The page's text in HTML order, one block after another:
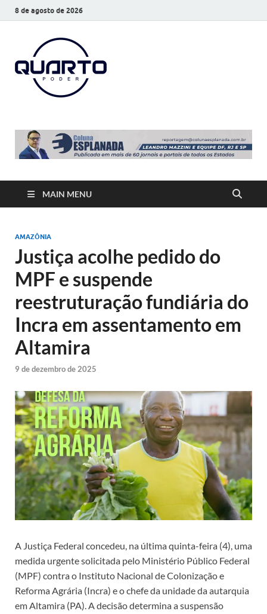
8 de agosto de 2026
MAIN MENU
AMAZÔNIA
Justiça acolhe pedido do
MPF e suspende
reestruturação fundiária do
Incra em assentamento em
Altamira
9 de dezembro de 2025
A Justiça Federal concedeu, na última quinta-feira (4), uma
medida urgente solicitada pelo Ministério Público Federal
(MPF) contra o Instituto Nacional de Colonização e
Reforma Agrária (Incra) e o chefe da unidade da autarquia
em Altamira (PA). A decisão determina a suspensão